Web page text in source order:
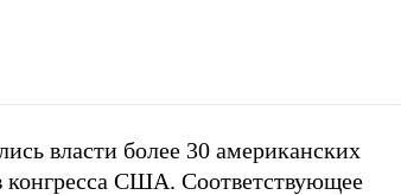
власти более 30 американских
конгресса США. Соответствующее